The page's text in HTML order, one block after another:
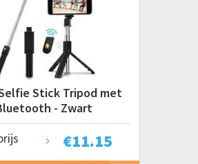
Stick Tripod met
- Zwart
€11.15